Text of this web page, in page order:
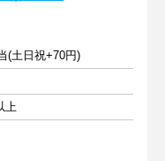
(土日祝+70円)
上